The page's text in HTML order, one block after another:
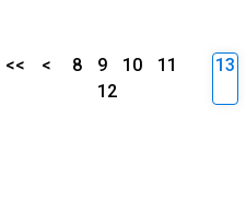
<< < 8 9 10
11
12
13